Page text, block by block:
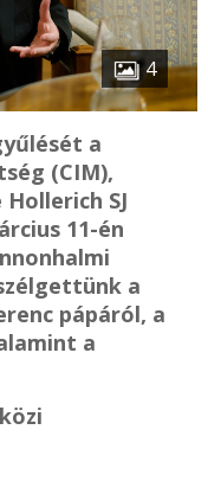
4
a
(CIM),
SJ
11-én
a
pápáról, a
a